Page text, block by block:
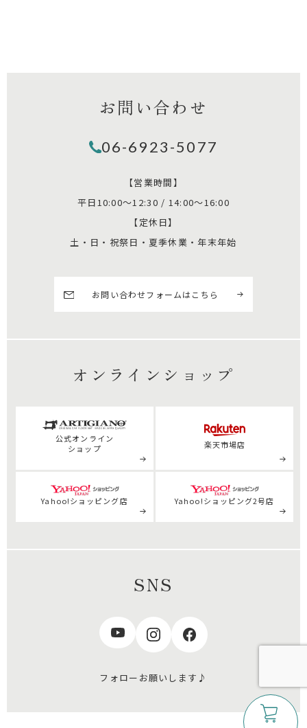
お問い合わせ
06-6923-5077
【営業時間】
平日10:00～12:30 / 14:00～16:00
【定休日】
土・日・祝祭日・夏季休業・年末年始
お問い合わせフォームはこちら
オンラインショップ
公式オンライン
ショップ
楽天市場店
Yahoo!ショッピング店 Yahoo!ショッピング2号店
SNS
フォローお願いします♪